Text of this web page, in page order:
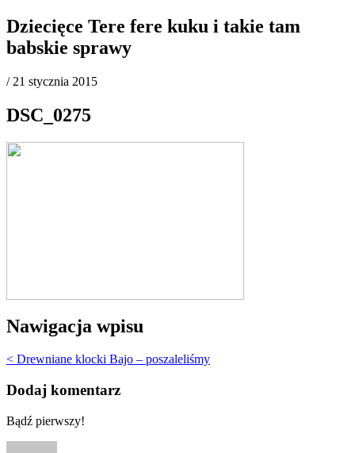
Dziecięce Tere fere kuku i takie tam
babskie sprawy
/ 21 stycznia 2015
DSC_0275
Nawigacja wpisu
< Drewniane klocki Bajo – poszaleliśmy
Dodaj komentarz
Bądź pierwszy!